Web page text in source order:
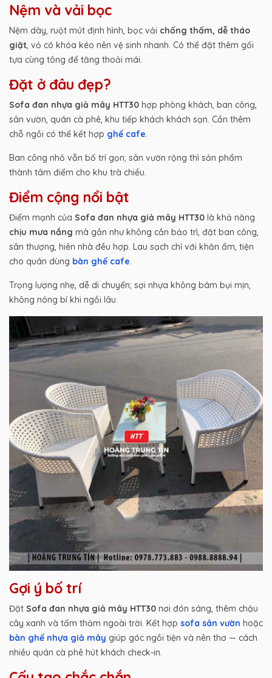
Nệm và vải bọc
Nệm dày, ruột mút định hình, bọc vải chống thấm, dễ tháo
giặt , vỏ có khóa kéo nên vệ sinh nhanh. Có thể đặt thêm gối
tựa cùng tông để tăng thoải mái.
Đặt ở đâu đẹp?
Sofa đan nhựa giả mây HTT30 hợp phòng khách, ban công,
sân vườn, quán cà phê, khu tiếp khách khách sạn. Cần thêm
chỗ ngồi có thể kết hợp ghế cafe
Ban công nhỏ vẫn bố trí gọn; sân vườn rộng thì sản phẩm
thành tâm điểm cho khu trà chiều.
Điểm cộng nổi bật
Điểm mạnh của Sofa đan nhựa giả mây HTT30 là khả năng
chịu mưa nắng mà gần như không cần bảo trì, đặt ban công,
sân thượng, hiên nhà đều hợp. Lau sạch chỉ với khăn ẩm, tiện
cho quán dùng bàn ghế cafe
Trọng lượng nhẹ, dễ di chuyển; sợi nhựa không bám bụi mịn,
không nóng bí khi ngồi lâu.
Gợi ý bố trí
Đặt Sofa đan nhựa giả mây HTT30 nơi đón sáng, thêm chậu
cây xanh và tấm thảm ngoài trời. Kết hợp sofa sân vườn hoặc
bàn ghế nhựa giả mây giúp góc ngồi tiện và nên thơ — cách
nhiều quán cà phê hút khách check-in.